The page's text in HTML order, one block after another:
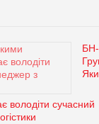
БН-
володіти сучасний